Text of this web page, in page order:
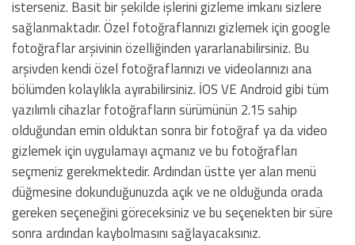
isterseniz. Basit bir şekilde işlerini gizleme imkanı sizlere
sağlanmaktadır. Özel fotoğraflarınızı gizlemek için google
fotoğraflar arşivinin özelliğinden yararlanabilirsiniz. Bu
arşivden kendi özel fotoğraflarınızı ve videolarınızı ana
bölümden kolaylıkla ayırabilirsiniz. İOS VE Android gibi tüm
yazılımlı cihazlar fotoğrafların sürümünün 2.15 sahip
olduğundan emin olduktan sonra bir fotoğraf ya da video
gizlemek için uygulamayı açmanız ve bu fotoğrafları
seçmeniz gerekmektedir. Ardından üstte yer alan menü
düğmesine dokunduğunuzda açık ve ne olduğunda orada
gereken seçeneğini göreceksiniz ve bu seçenekten bir süre
sonra ardından kaybolmasını sağlayacaksınız.